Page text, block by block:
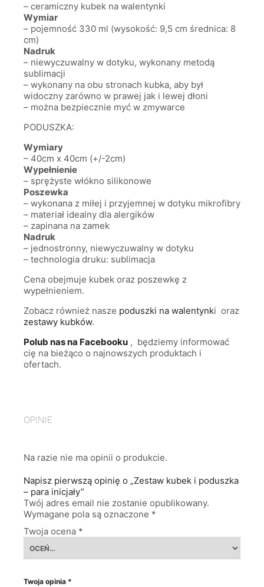
– ceramiczny kubek na walentynki
Wymiar
– pojemność 330 ml (wysokość: 9,5 cm średnica: 8
cm)
Nadruk
– niewyczuwalny w dotyku, wykonany metodą
sublimacji
– wykonany na obu stronach kubka, aby był
widoczny zarówno w prawej jak i lewej dłoni
– można bezpiecznie myć w zmywarce
PODUSZKA:
Wymiary
– 40cm x 40cm (+/-2cm)
Wypełnienie
– sprężyste włókno silikonowe
Poszewka
– wykonana z miłej i przyjemnej w dotyku mikrofibry
– materiał idealny dla alergików
– zapinana na zamek
Nadruk
– jednostronny, niewyczuwalny w dotyku
– technologia druku: sublimacja
Cena obejmuje kubek oraz poszewkę z
wypełnieniem.
Zobacz również nasze poduszki na walentynki oraz
zestawy kubków.
Polub nas na Facebooku , będziemy informować
cię na bieżąco o najnowszych produktach i
ofertach.
OPINIE
Na razie nie ma opinii o produkcie.
Napisz pierwszą opinię o „Zestaw kubek i poduszka
– para inicjały”
Twój adres email nie zostanie opublikowany.
Wymagane pola są oznaczone *
Twoja ocena *
Twoja opinia *